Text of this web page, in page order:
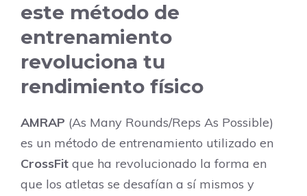
este método de
entrenamiento
revoluciona tu
rendimiento físico
AMRAP (As Many Rounds/Reps As Possible)
es un método de entrenamiento utilizado en
CrossFit que ha revolucionado la forma en
que los atletas se desafían a sí mismos y